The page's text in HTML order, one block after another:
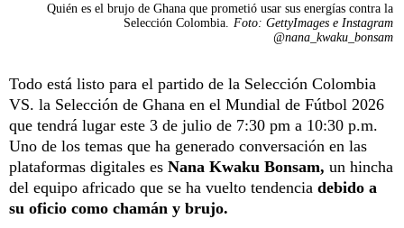
Quién es el brujo de Ghana que prometió usar sus energías contra la
Selección Colombia.
Foto: GettyImages e Instagram
@nana_kwaku_bonsam
Todo está listo para el partido de la Selección Colombia
VS. la Selección de Ghana en el Mundial de Fútbol 2026
que tendrá lugar este 3 de julio de 7:30 pm a 10:30 p.m.
Uno de los temas que ha generado conversación en las
plataformas digitales es Nana Kwaku Bonsam, un hincha
del equipo africado que se ha vuelto tendencia debido a
su oficio como chamán y brujo.